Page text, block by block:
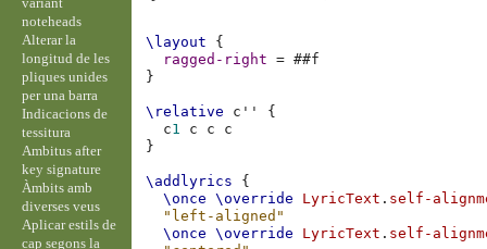
\layout
{
ragged-right
= ##f
}
\relative c''
{
c1 c c
c
}
\addlyrics
{
\once
\override LyricText . self-
"left-aligned"
\once
\override LyricText . self-
noteheads
Alterar la
longitud de les
pliques unides
per una barra
Indicacions de
tessitura
Ambitus after
key signature
Àmbits amb
diverses veus
Aplicar estils de
cap segons la